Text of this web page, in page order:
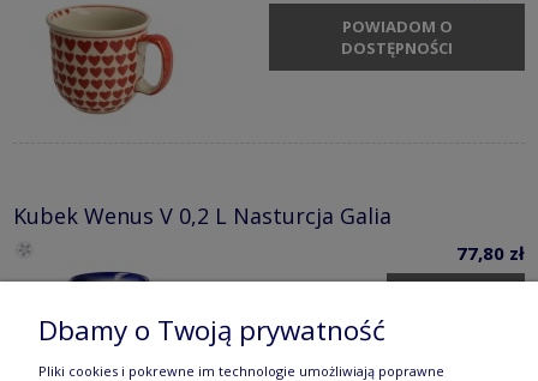
POWIADOM O
DOSTĘPNOŚCI
Kubek Wenus V 0,2 L Nasturcja Galia
77,80 zł
Dbamy o Twoją prywatność
Pliki cookies i pokrewne im technologie umożliwiają poprawne